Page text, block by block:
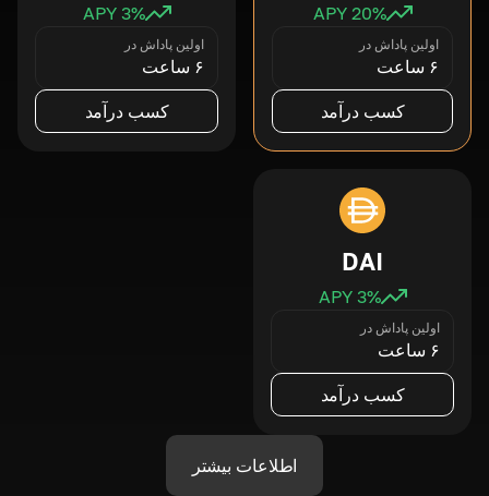
20% APY
اولین پاداش در
۶ ساعت
کسب درآمد
3% APY
اولین پاداش در
۶ ساعت
کسب درآمد
DAI
3% APY
اولین پاداش در
۶ ساعت
کسب درآمد
اطلاعات بیشتر